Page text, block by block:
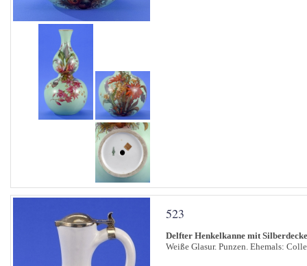
523
Delfter Henkelkanne mit
Weiße Glasur. Punzen. Ehemals: